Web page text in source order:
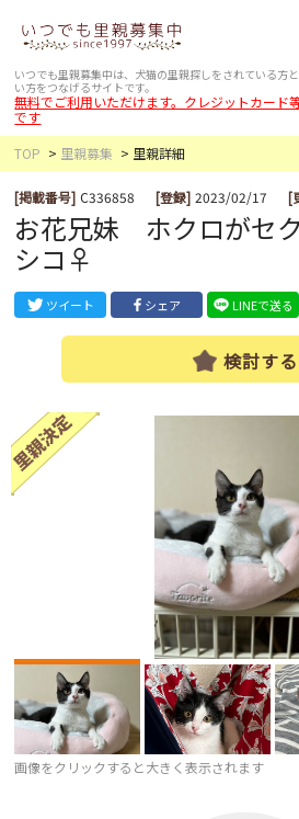
いつでも里親募集中は、犬猫の里親探しをされている方と
い方をつなげるサイトです。
無料でご利用いただけます。クレジットカード
です
TOP
里親募集 里親詳細
[掲載番号] C336858 [登録] 2023/02/17 [
お花兄妹 ホクロが
シコ♀
ツイート シェア LINEで送る
検討する
画像をクリックすると大きく表示されます